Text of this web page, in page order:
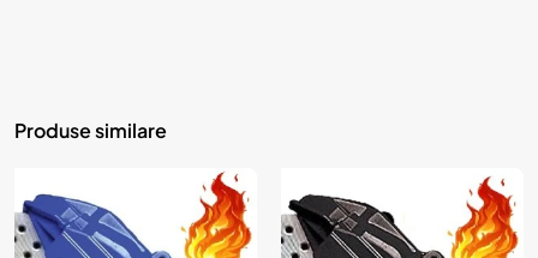
Produse similare